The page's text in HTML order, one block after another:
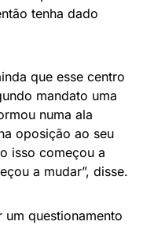
tenha dado
que esse centro
mandato uma
numa ala
oposição ao seu
isso começou a
a mudar”, disse.
questionamento